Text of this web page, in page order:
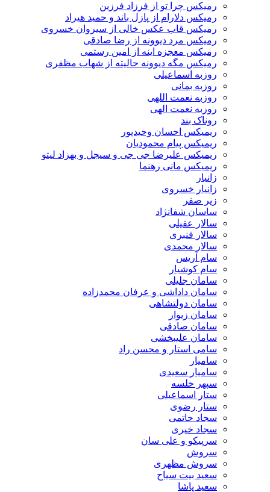
رمیکس چرا تو از فرزاد فرزین
رمیکس دلارام از پازل باند و حمید هیراد
رمیکس قاب عکس خالی از سیروان خسروی
رمیکس مرد دیوونه از رضا صادقی
رمیکس معجزه اینه از امین رستمی
رمیکس مگه دیوونه حالیته از شهاب مظفری
روزبه اسماعیلی
روزبه بمانی
روزبه نعمت اللهی
روزبه نعمت الهی
روناک بند
ریمیکس احسان وحیدپور
ریمیکس پیام محمودیان
ریمیکس علیرضا جی جی و سیجل و بهزاد لیتو
ریمیکس مانی رهنما
زانیار
زانیار خسروی
زیر صفر
ساسان شفانژاد
سالار عقیلی
سالار قنبری
سالار محمدی
سام آریس
سام کوشیار
سامان جلیلی
سامان داداشی و عرفان محمدزاده
سامان دولتشاهی
سامان زیوار
سامان صادقی
سامان علیبخشی
سامی استار و محسن راد
سامیار
سامیار سعیدی
سپهر خلسه
ستار اسماعیلی
ستار رضوی
سجاد حاتمی
سجاد خیری
سرپیکو و علی سان
سروش
سروش مظهری
سعید بیت سیاح
سعید پاشا